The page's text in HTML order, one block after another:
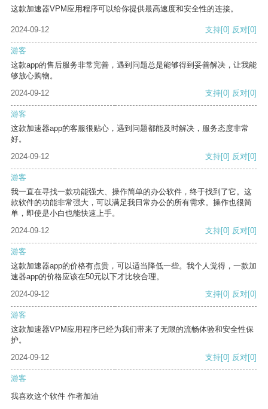
这款加速器VPM应用程序可以给你提供最高速度和安全性的连接。
2024-09-12 支持[0] 反对[0]
游客
这款app的售后服务非常完善，遇到问题总是能够得到妥善解决，让我能
够放心购物。
2024-09-12
支持[0] 反对[0]
游客
这款加速器app的客服很贴心，遇到问题都能及时解决，服务态度非常
好。
2024-09-12
支持[0] 反对[0]
游客
我一直在寻找一款功能强大、操作简单的办公软件，终于找到了它。这
款软件的功能非常强大，可以满足我日常办公的所有需求。操作也很简
单，即使是小白也能快速上手。
2024-09-12
支持[0] 反对[0]
游客
这款加速器app的价格有点贵，可以适当降低一些。我个人觉得，一款加
速器app的价格应该在50元以下才比较合理。
2024-09-12
支持[0] 反对[0]
游客
这款加速器VPM应用程序已经为我们带来了无限的流畅体验和安全性保
护。
2024-09-12
支持[0] 反对[0]
游客
我喜欢这个软件 作者加油